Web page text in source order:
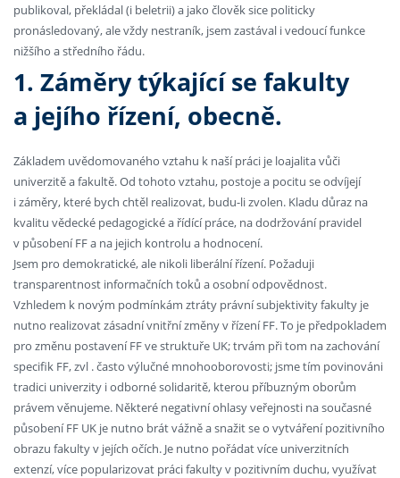
publikoval, překládal (i beletrii) a jako člověk sice politicky
pronásledovaný, ale vždy nestraník, jsem zastával i vedoucí funkce
nižšího a středního řádu.
1. Záměry týkající se fakulty
a jejího řízení, obecně.
Základem uvědomovaného vztahu k naší práci je loajalita vůči
univerzitě a fakultě. Od tohoto vztahu, postoje a pocitu se odvíjejí
i záměry, které bych chtěl realizovat, budu-li zvolen. Kladu důraz na
kvalitu vědecké pedagogické a řídící práce, na dodržování pravidel
v působení FF a na jejich kontrolu a hodnocení.
Jsem pro demokratické, ale nikoli liberální řízení. Požaduji
transparentnost informačních toků a osobní odpovědnost.
Vzhledem k novým podmínkám ztráty právní subjektivity fakulty je
nutno realizovat zásadní vnitřní změny v řízení FF. To je předpokladem
pro změnu postavení FF ve struktuře UK; trvám při tom na zachování
specifik FF, zvl . často výlučné mnohooborovosti; jsme tím povinováni
tradici univerzity i odborné solidaritě, kterou příbuzným oborům
právem věnujeme. Některé negativní ohlasy veřejnosti na současné
působení FF UK je nutno brát vážně a snažit se o vytváření pozitivního
obrazu fakulty v jejích očích. Je nutno pořádat více univerzitních
extenzí, více popularizovat práci fakulty v pozitivním duchu, využívat